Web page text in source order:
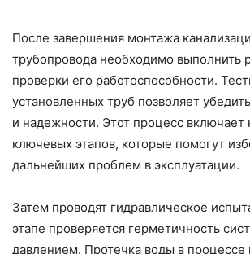
После завершения монтажа
трубопровода необходимо выполнить
проверки его работоспособности.
установленных труб позволяет
и надежности. Этот процесс включает
ключевых этапов, которые помогут
дальнейших проблем в эксплуатации.
Затем проводят гидравлическое
этапе проверяется герметичность
давлением. Протечка воды в процессе